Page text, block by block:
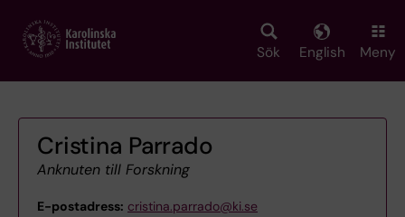
main
Sök English Meny
Cristina Parrado
Anknuten till Forskning
E-postadress: cristina.parrado@ki.se